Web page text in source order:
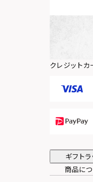
クレジット
ギフト
商品に